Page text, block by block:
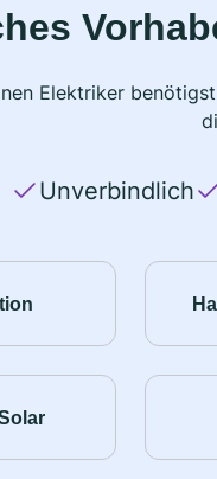
Elektriker
Unverbindlich